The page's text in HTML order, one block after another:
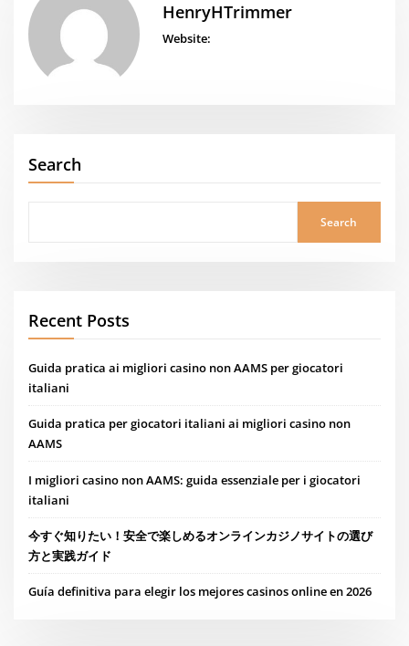
HenryHTrimmer
Website:
Search
Search
Recent Posts
Guida pratica ai migliori casino non AAMS per giocatori
italiani
Guida pratica per giocatori italiani ai migliori casino non
AAMS
I migliori casino non AAMS: guida essenziale per i giocatori
italiani
今すぐ知りたい！安全で楽しめるオンラインカジノサイトの選び
方と実践ガイド
Guía definitiva para elegir los mejores casinos online en 2026